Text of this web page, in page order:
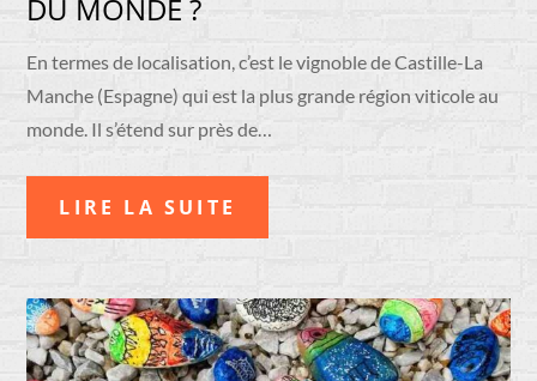
DU MONDE ?
En termes de localisation, c’est le vignoble de Castille-La
Manche (Espagne) qui est la plus grande région viticole au
monde. Il s’étend sur près de…
LIRE LA SUITE